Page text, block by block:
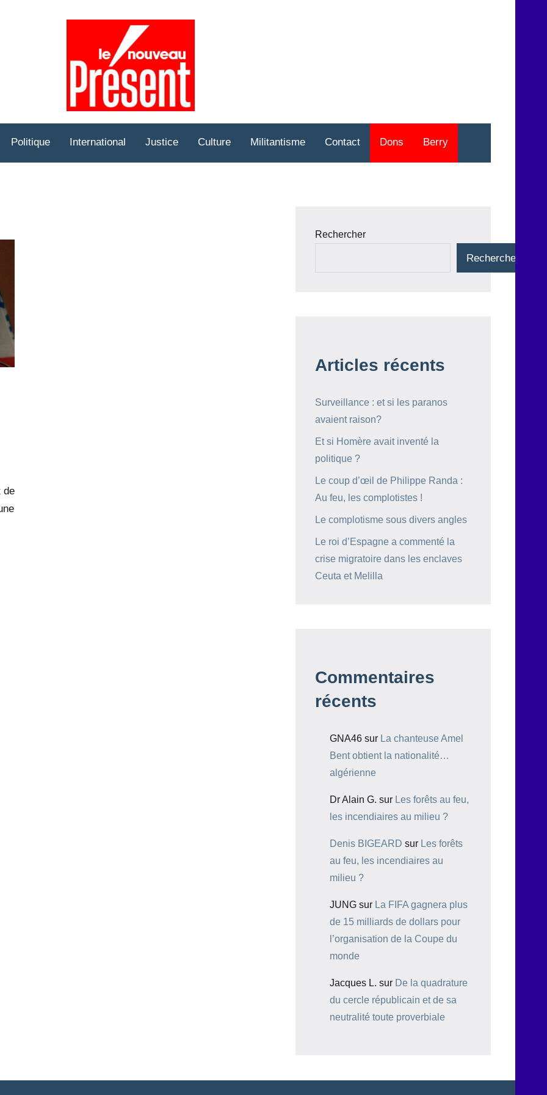
Politique International Justice Culture Militantisme Contact Dons Berry
de
Rechercher
Rechercher
Articles récents
Surveillance : et si les paranos
avaient raison?
Et si Homère avait inventé la
politique ?
Le coup d’œil de Philippe Randa :
Au feu, les complotistes !
Le complotisme sous divers angles
Le roi d’Espagne a commenté la
crise migratoire dans les enclaves
Ceuta et Melilla
Commentaires
récents
GNA46 sur La chanteuse Amel
Bent obtient la nationalité…
algérienne
Dr Alain G. sur Les forêts au feu,
les incendiaires au milieu ?
Denis BIGEARD sur Les forêts
au feu, les incendiaires au
milieu ?
JUNG sur La FIFA gagnera plus
de 15 milliards de dollars pour
l’organisation de la Coupe du
monde
Jacques L. sur De la quadrature
du cercle républicain et de sa
neutralité toute proverbiale